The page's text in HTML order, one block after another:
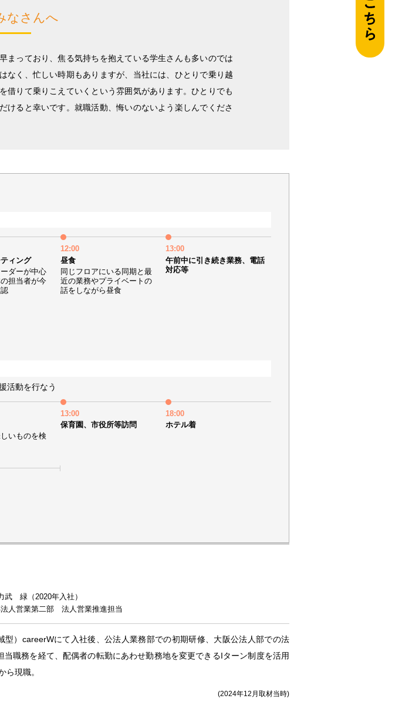
なさんへ
まっており、焦る気持ちを抱えている学生さんも多いのでは
なく、忙しい時期もありますが、当社には、ひとりで乗り越
借りて乗りこえていくという雰囲気があります。ひとりでも
けると幸いです。就職活動、悔いのないよう楽しんでくださ
ィング
ダーが中心
担当者が今
12:00
昼食
同じフロアにいる同期と最
近の業務やプライベートの
話をしながら昼食
13:00
午前中に引き続き業務、電話
対応等
活動を行なう
いものを検
13:00
保育園、市役所等訪問
18:00
ホテル着
武 緑（2020年入社）
人営業第二部 法人営業推進担当
型）careerWにて入社後、公法人業務部での初期研修、大阪公法人部での法
当職務を経て、配偶者の転勤にあわせ勤務地を変更できるIターン制度を活用
ら現職。
(2024年12月取材当時)